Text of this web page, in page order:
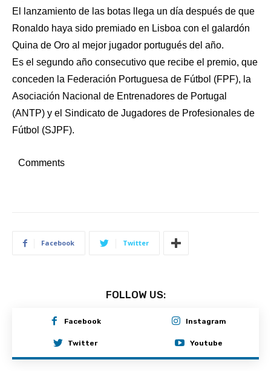
El lanzamiento de las botas llega un día después de que
Ronaldo haya sido premiado en Lisboa con el galardón
Quina de Oro al mejor jugador portugués del año.
Es el segundo año consecutivo que recibe el premio, que
conceden la Federación Portuguesa de Fútbol (FPF), la
Asociación Nacional de Entrenadores de Portugal
(ANTP) y el Sindicato de Jugadores de Profesionales de
Fútbol (SJPF).
Comments
Facebook Twitter
FOLLOW US:
Facebook Instagram
Twitter Youtube